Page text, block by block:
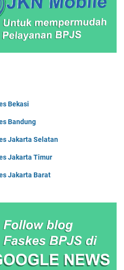
Bekasi
Bandung
Jakarta Selatan
Jakarta Timur
Jakarta Barat